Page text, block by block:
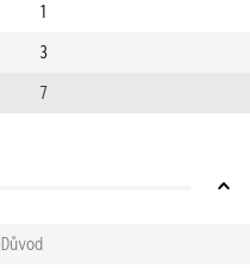
1
3
7
Důvod